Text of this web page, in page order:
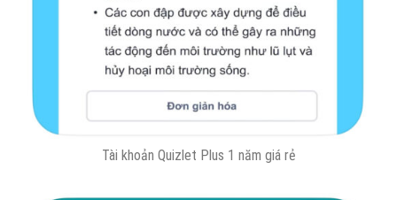
Tài khoản Quizlet Plus 1 năm giá rẻ